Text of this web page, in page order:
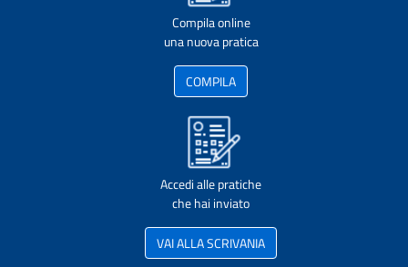
Compila online
una nuova pratica
COMPILA
Accedi alle pratiche
che hai inviato
VAI ALLA SCRIVANIA